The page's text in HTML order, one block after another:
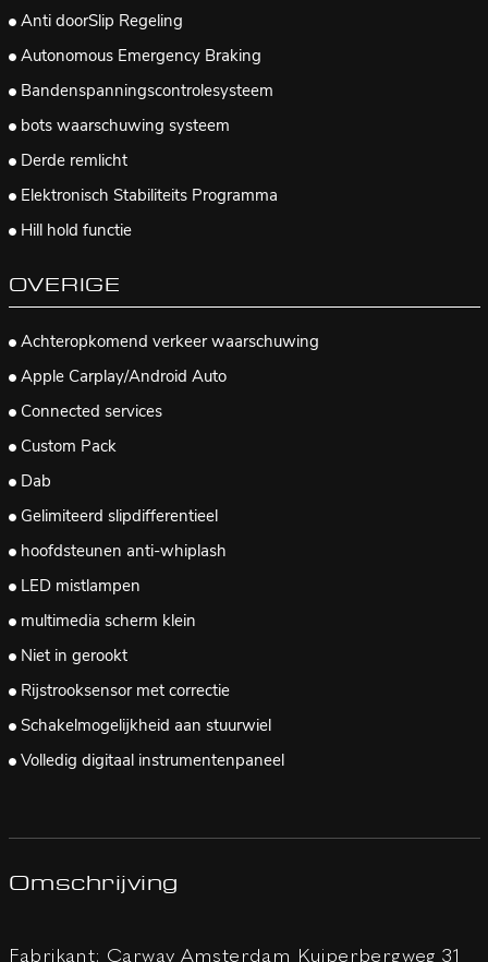
Anti doorSlip Regeling
Autonomous Emergency Braking
Bandenspanningscontrolesysteem
bots waarschuwing systeem
Derde remlicht
Elektronisch Stabiliteits Programma
Hill hold functie
OVERIGE
Achteropkomend verkeer waarschuwing
Apple Carplay/Android Auto
Connected services
Custom Pack
Dab
Gelimiteerd slipdifferentieel
hoofdsteunen anti-whiplash
LED mistlampen
multimedia scherm klein
Niet in gerookt
Rijstrooksensor met correctie
Schakelmogelijkheid aan stuurwiel
Volledig digitaal instrumentenpaneel
Omschrijving
Fabrikant: Carway Amsterdam Kuiperbergweg 31